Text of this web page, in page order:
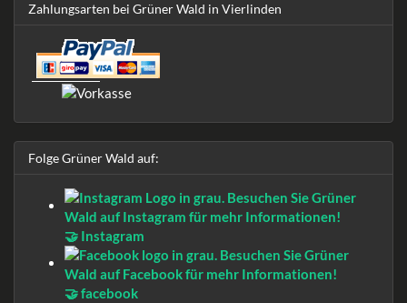
Zahlungsarten bei Grüner Wald in Vierlinden
Folge Grüner Wald auf:
🤝 Instagram
🤝 facebook